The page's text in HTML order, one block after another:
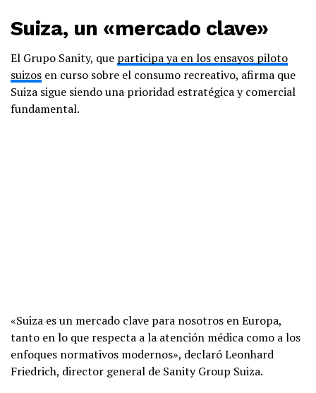
Suiza, un «mercado clave»
El Grupo Sanity, que participa ya en los ensayos piloto
suizos en curso sobre el consumo recreativo, afirma que
Suiza sigue siendo una prioridad estratégica y comercial
fundamental.
«Suiza es un mercado clave para nosotros en Europa,
tanto en lo que respecta a la atención médica como a los
enfoques normativos modernos», declaró Leonhard
Friedrich, director general de Sanity Group Suiza.